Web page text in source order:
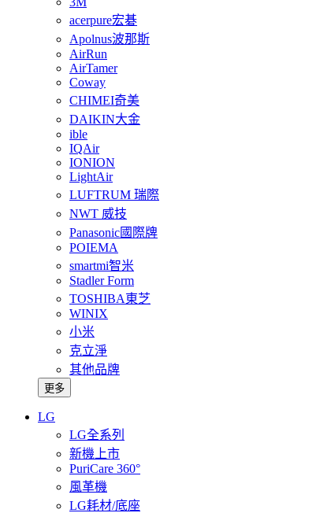
acerpure宏碁
Apolnus波那斯
AirRun
AirTamer
Coway
CHIMEI奇美
DAIKIN大金
ible
IQAir
IONION
LightAir
LUFTRUM 瑞際
NWT 威技
Panasonic國際牌
POIEMA
smartmi智米
Stadler Form
TOSHIBA東芝
WINIX
小米
克立淨
其他品牌
更多
LG
LG全系列
新機上市
PuriCare 360°
風革機
LG耗材/底座